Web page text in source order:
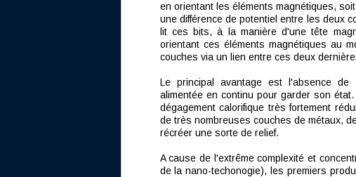
en orientant les éléments magnétiques,
une différence de potentiel entre les deux
lit ces bits, à la manière d'une tête
orientant ces éléments magnétiques au
couches via un lien entre ces deux
Le principal avantage est l'absence
alimentée en continu pour garder son
dégagement calorifique très fortement
de très nombreuses couches de métaux,
récréer une sorte de relief.
A cause de l'extrême complexité et
de la nano-techonogie), les premiers